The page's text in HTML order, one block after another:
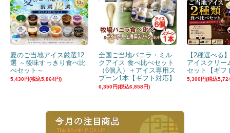
夏のご当地アイス厳選12
選 ～後味すっきり食べ比
べセット～
5,430円(税込5,864円)
全国ご当地バニラ・ミル
クアイス 食べ比べセット
（6個入）＋アイス専用ス
プーン1本【ギフト対応】
6,350円(税込6,858円)
【2種選べる
アイスクリー
セット【ギフ
5,300円(税込